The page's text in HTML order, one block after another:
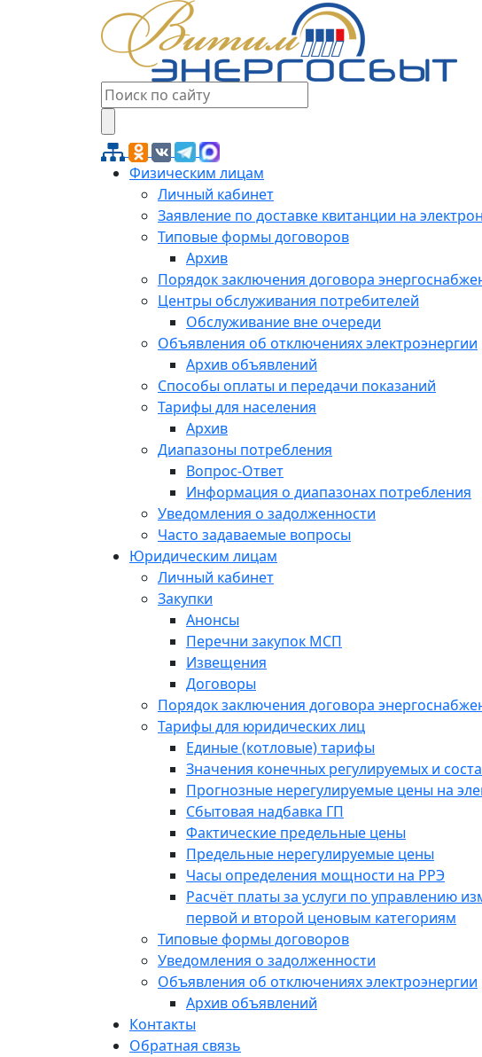
Физическим лицам
Личный кабинет
Заявление по доставке квитанции на
Типовые формы договоров
Архив
Порядок заключения договора
Центры обслуживания потребителей
Обслуживание вне очереди
Объявления об отключениях электроэнергии
Архив объявлений
Способы оплаты и передачи показаний
Тарифы для населения
Архив
Диапазоны потребления
Вопрос-Ответ
Информация о диапазонах потребления
Уведомления о задолженности
Часто задаваемые вопросы
Юридическим лицам
Личный кабинет
Закупки
Анонсы
Перечни закупок МСП
Извещения
Договоры
Порядок заключения договора
Тарифы для юридических лиц
Единые (котловые) тарифы
Значения конечных регулируемых и
Прогнозные нерегулируемые цены на
Сбытовая надбавка ГП
Фактические предельные цены
Предельные нерегулируемые цены
Часы определения мощности на РРЭ
Расчёт платы за услуги по управлению
первой и второй ценовым категориям
Типовые формы договоров
Уведомления о задолженности
Объявления об отключениях электроэнергии
Архив объявлений
Контакты
Обратная связь